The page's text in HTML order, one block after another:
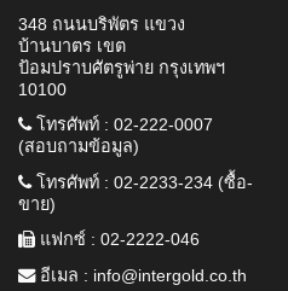
348 ถนนบริพัตร แขวง
บ้านบาตร เขต
ป้อมปราบศัตรูพ่าย กรุงเทพฯ
10100
โทรศัพท์ : 02-222-0007
(สอบถามข้อมูล)
โทรศัพท์ : 02-2233-234 (ซื้อ-
ขาย)
แฟกซ์ : 02-2222-046
อีเมล : info@intergold.co.th